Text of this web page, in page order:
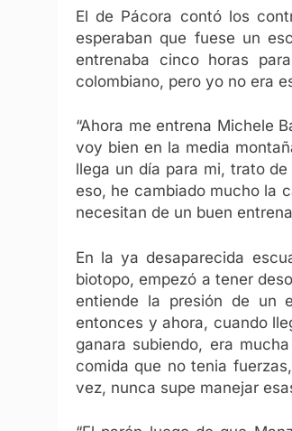
El de Pácora contó los
esperaban que fuese un
entrenaba cinco horas
colombiano, pero yo no era
“Ahora me entrena Michele
voy bien en la media
llega un día para mi, trato
eso, he cambiado mucho la
necesitan de un buen
En la ya desaparecida
biotopo, empezó a tener
entiende la presión de un
entonces y ahora, cuando
ganara subiendo, era
comida que no tenia
vez, nunca supe manejar